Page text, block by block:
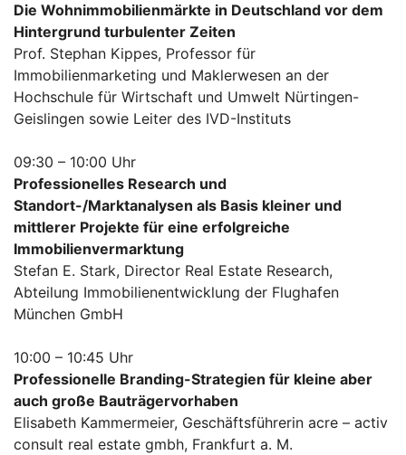
Die Wohnimmobilienmärkte in Deutschland vor dem
Hintergrund turbulenter Zeiten
Prof. Stephan Kippes, Professor für
Immobilienmarketing und Maklerwesen an der
Hochschule für Wirtschaft und Umwelt Nürtingen-
Geislingen sowie Leiter des IVD-Instituts
09:30 – 10:00 Uhr
Professionelles Research und
Standort-/Marktanalysen als Basis kleiner und
mittlerer Projekte für eine erfolgreiche
Immobilienvermarktung
Stefan E. Stark, Director Real Estate Research,
Abteilung Immobilienentwicklung der Flughafen
München GmbH
10:00 – 10:45 Uhr
Professionelle Branding-Strategien für kleine aber
auch große Bauträgervorhaben
Elisabeth Kammermeier, Geschäftsführerin acre – activ
consult real estate gmbh, Frankfurt a. M.